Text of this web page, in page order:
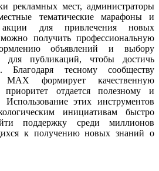
рекламных мест, администраторы
тематические марафоны и
акции для привлечения новых
получить профессиональную
объявлений и выбору
для публикаций, чтобы достичь
Благодаря тесному сообществу
MAX формирует качественную
отдается полезному и
Использование этих инструментов
инициативам быстро
поддержку среди миллионов
к получению новых знаний о